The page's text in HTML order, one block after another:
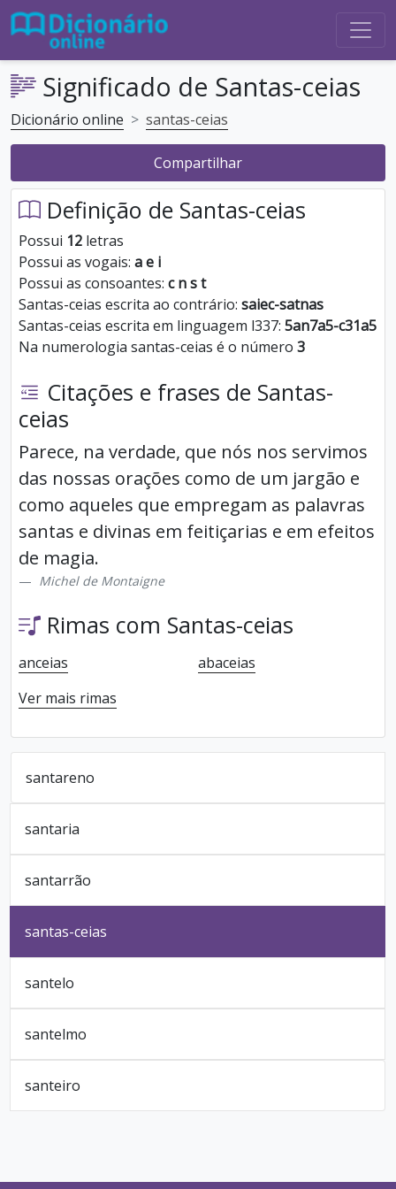
Significado de Santas-ceias
Dicionário online santas-ceias
Compartilhar
Definição de Santas-ceias
Possui 12 letras
Possui as vogais: a e i
Possui as consoantes: c n s t
Santas-ceias escrita ao contrário: saiec-satnas
Santas-ceias escrita em linguagem l337: 5an7a5-c31a5
Na numerologia santas-ceias é o número 3
Citações e frases de Santas-
ceias
Parece, na verdade, que nós nos servimos
das nossas orações como de um jargão e
como aqueles que empregam as palavras
santas e divinas em feitiçarias e em efeitos
de magia.
Michel de Montaigne
Rimas com Santas-ceias
anceias
abaceias
Ver mais rimas
santareno
santaria
santarrão
santas-ceias
santelo
santelmo
santeiro